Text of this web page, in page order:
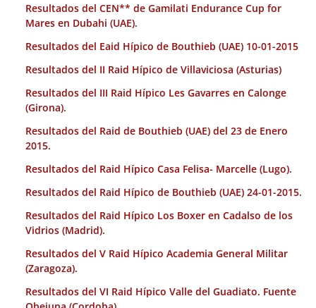
Resultados del CEN** de Gamilati Endurance Cup for
Mares en Dubahi (UAE).
Resultados del Eaid Hípico de Bouthieb (UAE) 10-01-2015
Resultados del II Raid Hípico de Villaviciosa (Asturias)
Resultados del III Raid Hípico Les Gavarres en Calonge
(Girona).
Resultados del Raid de Bouthieb (UAE) del 23 de Enero
2015.
Resultados del Raid Hípico Casa Felisa- Marcelle (Lugo).
Resultados del Raid Hípico de Bouthieb (UAE) 24-01-2015.
Resultados del Raid Hípico Los Boxer en Cadalso de los
Vidrios (Madrid).
Resultados del V Raid Hípico Academia General Militar
(Zaragoza).
Resultados del VI Raid Hípico Valle del Guadiato. Fuente